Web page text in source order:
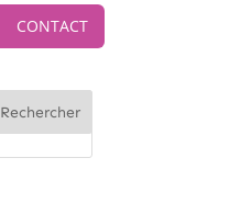
CONTACT
Rechercher